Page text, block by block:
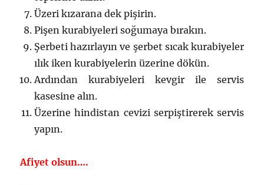
Üzeri kızarana dek pişirin.
Pişen kurabiyeleri soğumaya bırakın.
Şerbeti hazırlayın ve şerbet sıcak kurabiyeler
ılık iken kurabiyelerin üzerine dökün.
Ardından kurabiyeleri kevgir ile servis
kasesine alın.
Üzerine hindistan cevizi serpiştirerek servis
yapın.
Afiyet olsun….